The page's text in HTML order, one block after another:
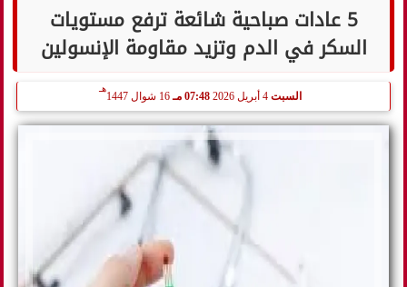
5 عادات صباحية شائعة ترفع مستويات
السكر في الدم وتزيد مقاومة الإنسولين
السبت 4 أبريل 2026 07:48 مـ 16 شوال 1447
هـ